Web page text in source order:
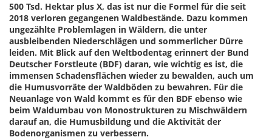
500 Tsd. Hektar plus X, das ist nur die Formel für die seit
2018 verloren gegangenen Waldbestände. Dazu kommen
ungezählte Problemlagen in Wäldern, die unter
ausbleibenden Niederschlägen und sommerlicher Dürre
leiden. Mit Blick auf den Weltbodentag erinnert der Bund
Deutscher Forstleute (BDF) daran, wie wichtig es ist, die
immensen Schadensflächen wieder zu bewalden, auch um
die Humusvorräte der Waldböden zu bewahren. Für die
Neuanlage von Wald kommt es für den BDF ebenso wie
beim Waldumbau von Monostrukturen zu Mischwäldern
darauf an, die Humusbildung und die Aktivität der
Bodenorganismen zu verbessern.